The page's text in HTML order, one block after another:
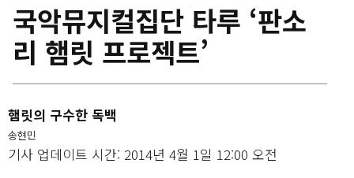
국악뮤지컬집단 타루 ‘판소
리 햄릿 프로젝트’
햄릿의 구수한 독백
송현민
기사 업데이트 시간: 2014년 4월 1일 12:00 오전